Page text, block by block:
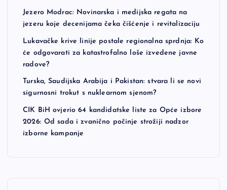
Jezero Modrac: Novinarska i medijska regata na
jezeru koje decenijama čeka čišćenje i revitalizaciju
Lukavačke krive linije postale regionalna sprdnja: Ko
će odgovarati za katastrofalno loše izvedene javne
radove?
Turska, Saudijska Arabija i Pakistan: stvara li se novi
sigurnosni trokut s nuklearnom sjenom?
CIK BiH ovjerio 64 kandidatske liste za Opće izbore
2026: Od sada i zvanično počinje strožiji nadzor
izborne kampanje